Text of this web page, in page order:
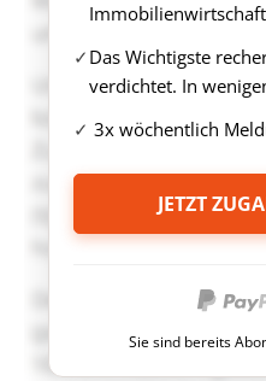
Immobilienwirtschaft
Das Wichtigste
verdichtet. In
3x wöchentlich
JETZT
Sie sind bereits